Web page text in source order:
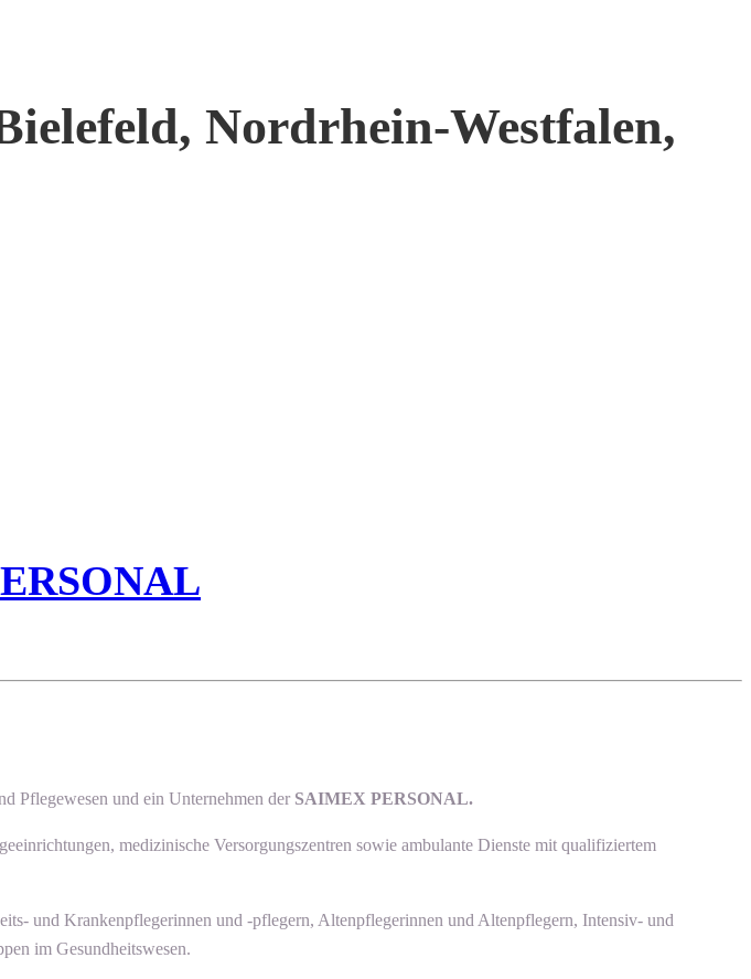
Nordrhein-Westfalen,
Pflegewesen und ein Unternehmen der SAIMEX PERSONAL.
medizinische Versorgungszentren sowie ambulante Dienste mit qualifiziertem
und Krankenpflegerinnen und -pflegern, Altenpflegerinnen und Altenpflegern, Intensiv- und
im Gesundheitswesen.